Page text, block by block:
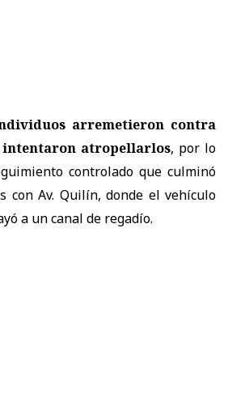
arremetieron contra
atropellarlos, por lo
controlado que culminó
con Av. Quilín, donde el vehículo
a un canal de regadío.